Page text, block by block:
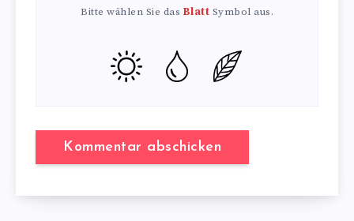
Bitte wählen Sie das Blatt Symbol aus.